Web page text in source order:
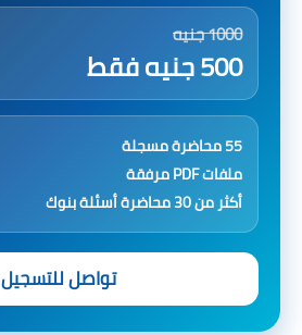
1000 جنيه
500 جنيه فقط
55 محاضرة مسجلة
ملفات PDF مرفقة
أكثر من 30 محاضرة أسئلة بنوك
تواصل للتسجيل